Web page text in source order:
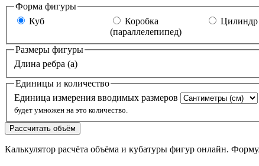
Форма фигуры
Куб
Коробка
(параллелепипед)
Цилиндр
Размеры фигуры
Длина ребра (a)
Единицы и количество
Единица измерения вводимых размеров
будет умножен на это количество.
Рассчитать объём
Калькулятор расчёта объёма и кубатуры фигур онлайн.